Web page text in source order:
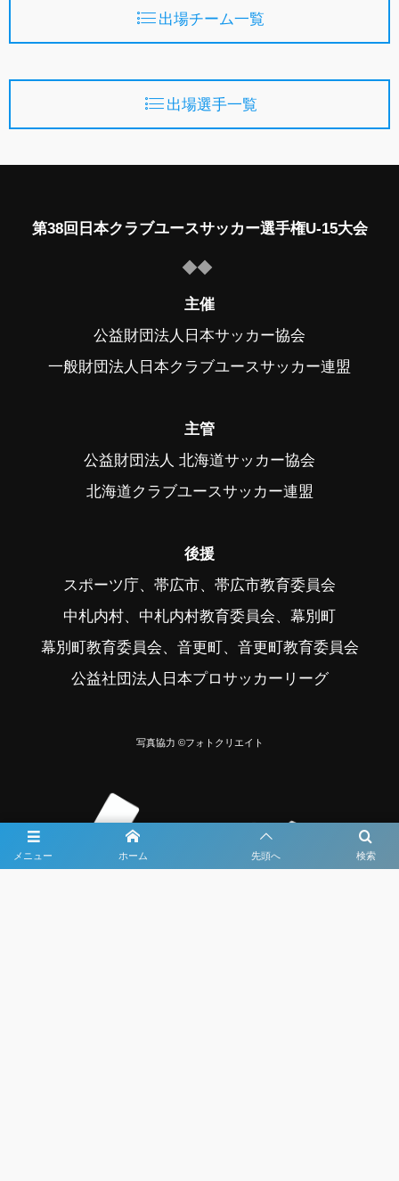
出場チーム一覧
出場選手一覧
メニュー 検索
ホーム 先頭へ
第38回日本クラブユースサッカー選手権U-15大会
主催
公益財団法人日本サッカー協会
一般財団法人日本クラブユースサッカー連盟
主管
公益財団法人 北海道サッカー協会
北海道クラブユースサッカー連盟
後援
スポーツ庁、帯広市、帯広市教育委員会
中札内村、中札内村教育委員会、幕別町
幕別町教育委員会、音更町、音更町教育委員会
公益社団法人日本プロサッカーリーグ
写真協力 ©フォトクリエイト